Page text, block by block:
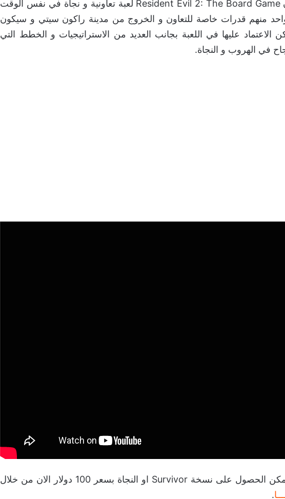
و حسب الوصف في الحملة فستكون Resident Evil 2: The Board Game لعبة تعاونية و نجاة في نفس الوقت
يمتلك كل واحد منهم قدرات خاصة للتعاون و الخروج من مدينة راكون سيتي و سيكون
عليها في اللعبة بجانب العديد من الاستراتيجيات و الخطط التي
في الهروب و النجاة.
اللعبة ستصدر في سيبتمبر 2018 و يمكن الحصول على نسخة Survivor او النجاة بسعر 100 دولار الان من خلال
.